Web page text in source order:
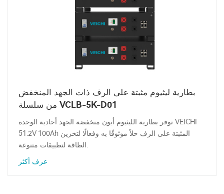
بطارية ليثيوم مثبتة على الرف ذات الجهد المنخفض
من سلسلة VCLB-5K-D01
توفر بطارية الليثيوم أيون منخفضة الجهد أحادية الوحدة VEICHI
51.2V 100Ah المثبتة على الرف حلاً موثوقًا به وفعالًا لتخزين
الطاقة لتطبيقات متنوعة.
عرف أكثر